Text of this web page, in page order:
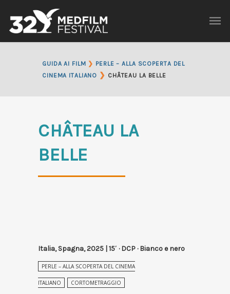
GUIDA AI FILM ❯ PERLE – ALLA SCOPERTA DEL
CINEMA ITALIANO ❯ CHÂTEAU LA BELLE
CHÂTEAU LA
BELLE
Italia, Spagna, 2025 | 15′ · DCP · Bianco e nero
PERLE – ALLA SCOPERTA DEL CINEMA
ITALIANO CORTOMETRAGGIO